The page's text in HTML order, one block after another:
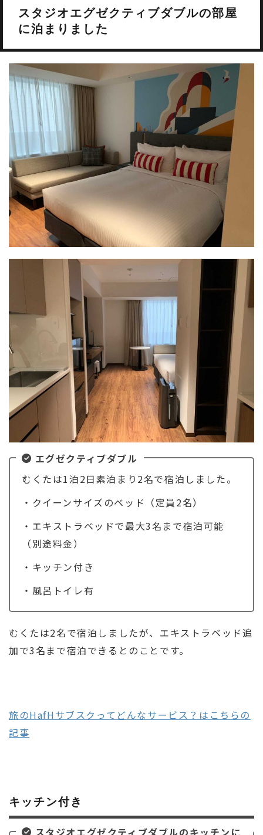
スタジオエグゼクティブダブルの部屋
に泊まりました
エグゼクティブダブル
むくたは1泊2日素泊まり2名で宿泊しました。
・クイーンサイズのベッド（定員2名）
・エキストラベッドで最大3名まで宿泊可能
（別途料金）
・キッチン付き
・風呂トイレ有
むくたは2名で宿泊しましたが、エキストラベッド追
加で3名まで宿泊できるとのことです。
旅のHafHサブスクってどんなサービス？はこちらの
記事
キッチン付き
スタジオエグゼクティブダブルのキッチンに